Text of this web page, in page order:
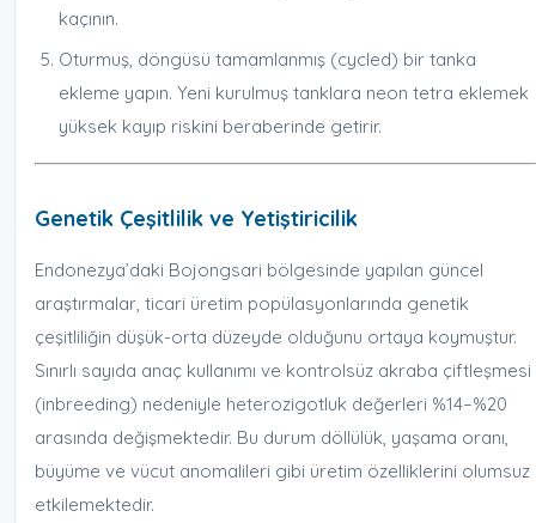
kaçının.
Oturmuş, döngüsü tamamlanmış (cycled) bir tanka
ekleme yapın. Yeni kurulmuş tanklara neon tetra eklemek
yüksek kayıp riskini beraberinde getirir.
Genetik Çeşitlilik ve Yetiştiricilik
Endonezya’daki Bojongsari bölgesinde yapılan güncel
araştırmalar, ticari üretim popülasyonlarında genetik
çeşitliliğin düşük-orta düzeyde olduğunu ortaya koymuştur.
Sınırlı sayıda anaç kullanımı ve kontrolsüz akraba çiftleşmesi
(inbreeding) nedeniyle heterozigotluk değerleri %14–%20
arasında değişmektedir. Bu durum döllülük, yaşama oranı,
büyüme ve vücut anomalileri gibi üretim özelliklerini olumsuz
etkilemektedir.